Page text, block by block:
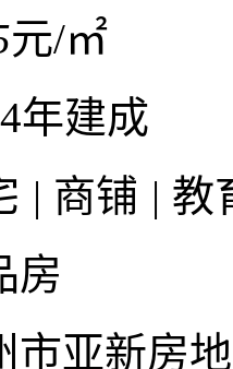
元/㎡
年建成
| 商铺 | 教
房
市亚新房